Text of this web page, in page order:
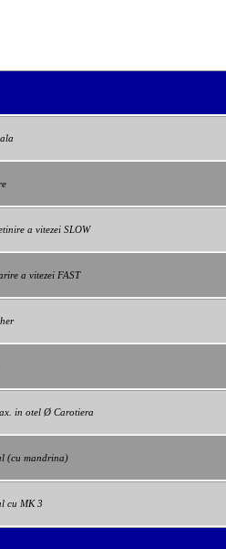
a vitezei SLOW
a vitezei FAST
in otel Ø Carotiera
(cu mandrina)
cu MK 3